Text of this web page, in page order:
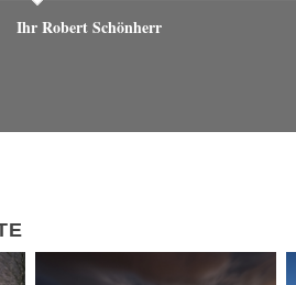
Ihr Robert Schönherr